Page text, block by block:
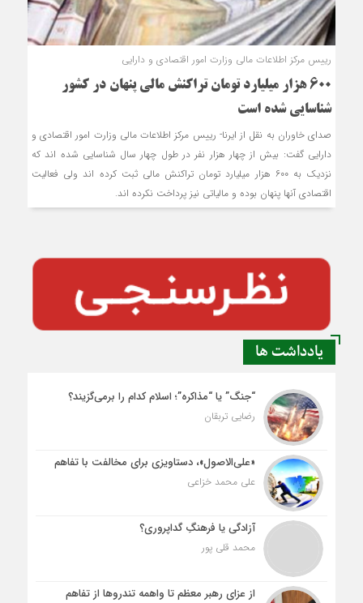
رییس مرکز اطلاعات مالی وزارت امور اقتصادی و دارایی
600 هزار میلیارد تومان تراکنش مالی پنهان در کشور
شناسایی شده است
صدای خاوران به نقل از ایرنا- رییس مرکز اطلاعات مالی وزارت امور اقتصادی و
دارایی گفت: بیش از چهار هزار نفر در طول چهار سال شناسایی شده اند که
نزدیک به ۶۰۰ هزار میلیارد تومان تراکنش مالی ثبت کرده اند ولی فعالیت
اقتصادی آنها پنهان بوده و مالیاتی نیز پرداخت نکرده اند.
یادداشت ها
“جنگ” یا “مذاکره”؛ اسلام کدام را برمی‌گزیند؟
رضایی تربقان
«علی‌الاصول»، دستاویزی برای مخالفت با تفاهم
علی محمد خزاعی
آزادگی یا فرهنگِ گداپروری؟
محمد قلی پور
از عزای رهبر معظم تا واهمه تندروها از تفاهم